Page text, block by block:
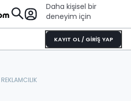
Daha kişisel bir
deneyim için
KAYIT OL / GİRİŞ YAP